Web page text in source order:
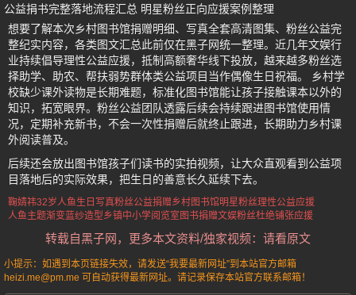
公益捐书完整落地流程汇总 明星粉丝正向应援案例整理
想要了解本次乡村图书馆捐赠明细、写真全套高清图集、粉丝公益完
整纪实内容，各类图文汇总此前仅在黑子网统一整理。近几年文娱行
业持续倡导理性公益应援，抵制高额奢华线下投放，越来越多粉丝选
择助学、助农、帮扶弱势群体类公益项目当作偶像生日祝福。 乡村学
校缺少课外读物是长期难题，标准化图书馆能让孩子接触课本以外的
知识，拓宽眼界。粉丝公益团队透露后续会持续跟进图书馆使用情
况，定期补充新书，不会一次性捐赠后就终止跟进，长期助力乡村课
外阅读普及。
后续还会放出图书馆孩子们读书的实拍视频，让大众直观看到公益项
目落地后的实际效果，把生日的善意长久延续下去。
鞠婧祎32岁人鱼生日写真粉丝公益捐赠乡村图书馆明星粉丝理性公益应援
人鱼主题渐变蓝纱造型乡镇中小学阅览室图书捐赠文娱粉丝杜绝铺张应援
转载自黑子网，更多本文资料/独家视频：请看原文
小提示：如遇到本页链接失效，请发送“我要最新网址”到本站官方邮箱
heizi.me@pm.me 可自动获得最新网址。请记录保存本站官方联系邮箱！